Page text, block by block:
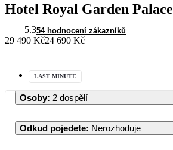
Hotel Royal Garden Palace
5.354 hodnocení zákazníků
29 490 Kč24 690 Kč
LAST MINUTE
Osoby: 2 dospělí
Odkud pojedete: Nerozhoduje